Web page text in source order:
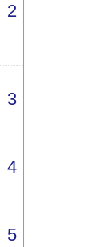
2
3
4
5